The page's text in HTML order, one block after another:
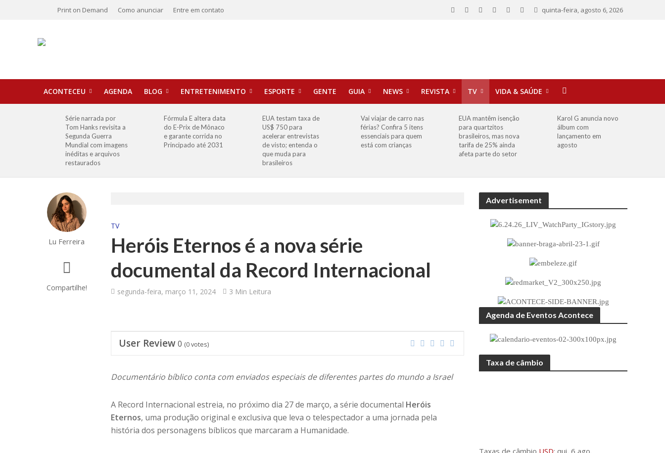
Print on Demand Como anunciar Entre em contato quinta-feira, agosto 6, 2026
ACONTECEU AGENDA BLOG ENTRETENIMENTO ESPORTE GENTE GUIA NEWS REVISTA TV VIDA & SAÚDE
Série narrada por
Tom Hanks revisita a
Segunda Guerra
Mundial com imagens
inéditas e arquivos
restaurados
Fórmula E altera data
do E-Prix de Mônaco
e garante corrida no
Principado até 2031
EUA testam taxa de
US$ 750 para
acelerar entrevistas
de visto; entenda o
que muda para
brasileiros
Vai viajar de carro nas
férias? Confira 5 itens
essenciais para quem
está com crianças
EUA mantêm isenção
para quartzitos
brasileiros, mas nova
tarifa de 25% ainda
afeta parte do setor
Karol G anuncia novo
álbum com
lançamento em
agosto
Lu Ferreira
Compartilhe!
TV
Heróis Eternos é a nova série
documental da Record Internacional
segunda-feira, março 11, 2024 3 Min Leitura
User Review0 (0votes)
Documentário bíblico conta com enviados especiais de diferentes partes do mundo a Israel
A Record Internacional estreia, no próximo dia 27 de março, a série documental Heróis
Eternos, uma produção original e exclusiva que leva o telespectador a uma jornada pela
história dos personagens bíblicos que marcaram a Humanidade.
Advertisement
Agenda de Eventos Acontece
Taxa de câmbio
Taxas de câmbio USD: qui, 6 ago.